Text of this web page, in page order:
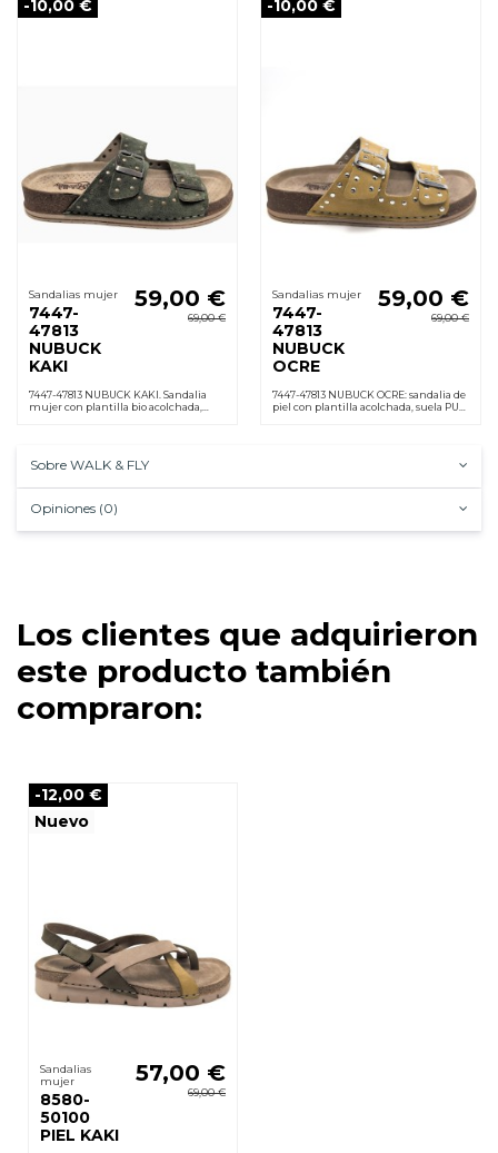
-10,00 €
Sandalias mujer
7447-
47813
NUBUCK
KAKI
59,00 €
69,00 €
7447-47813 NUBUCK KAKI. Sandalia
mujer con plantilla bio acolchada,
-10,00 €
Sandalias mujer
7447-
47813
NUBUCK
OCRE
59,00 €
69,00 €
7447-47813 NUBUCK OCRE: sandalia de
piel con plantilla acolchada, suela PU
Sobre WALK & FLY
Opiniones (0)
Los clientes que adquirieron
este producto también
compraron:
-12,00 €
Nuevo
Sandalias
mujer
8580-
50100
PIEL KAKI
57,00 €
69,00 €